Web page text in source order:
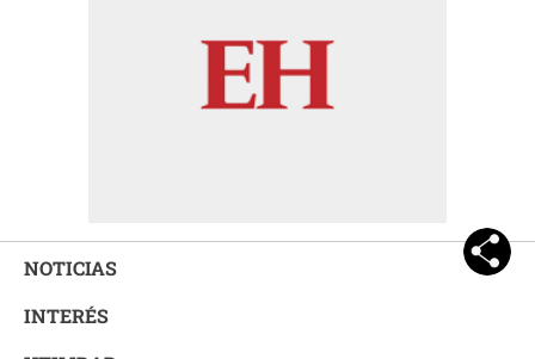
NOTICIAS
INTERÉS